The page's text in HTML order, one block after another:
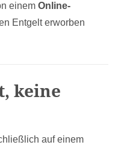
einem Online-
Entgelt erworben
keine
auf einem